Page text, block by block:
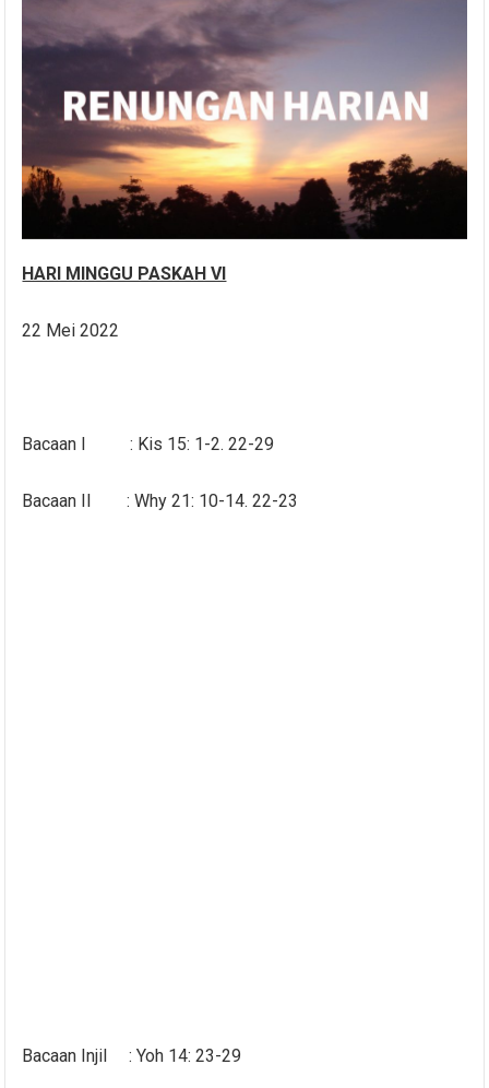
HARI MINGGU PASKAH VI
22 Mei 2022
Bacaan I : Kis 15: 1-2. 22-29
Bacaan II : Why 21: 10-14. 22-23
Bacaan Injil : Yoh 14: 23-29